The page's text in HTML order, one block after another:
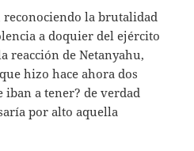
reconociendo la brutalidad
a doquier del ejército
reacción de Netanyahu,
hizo hace ahora dos
iban a tener? de verdad
por alto aquella